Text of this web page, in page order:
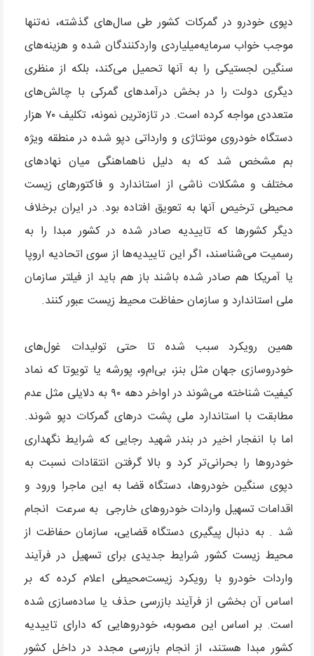
دپوی خودرو در گمرکات کشور طی سال‌های گذشته، نه‌تنها
موجب خواب سرمایه‌میلیاردی واردکنندگان شده و هزینه‌های
سنگین لجستیکی را به آنها تحمیل می‌کند، بلکه از منظری
دیگری دولت را در بخش درآمدهای گمرکی با چالش‌های
متعددی مواجه کرده است. در تازه‌ترین نمونه، تکلیف ۷۰ هزار
دستگاه خودروی مونتاژی و وارداتی دپو شده در منطقه ویژه
بم مشخص شد که به دلیل ناهماهنگی میان نهادهای
مختلف و مشکلات ناشی از استاندارد و فاکتورهای زیست
محیطی ترخیص آنها به تعویق افتاده بود. در ایران برخلاف
دیگر کشورها که تاییدیه صادر شده در کشور مبدا را به
رسمیت می‌شناسند، اگر این تاییدیه‌ها از سوی اتحادیه اروپا
یا آمریکا هم صادر شده باشند باز هم باید از فیلتر سازمان
ملی استاندارد و سازمان حفاظت محیط زیست عبور کنند.
همین رویکرد سبب شده تا حتی تولیدات غول‌های
خودروسازی جهان مثل بنز، بی‌ام‌و، پورشه یا تویوتا که نماد
کیفیت شناخته می‌شوند در اواخر دهه ۹۰ به دلایلی مثل عدم
مطابقت با استاندارد ملی پشت درهای گمرکات دپو شوند.
اما با انفجار اخیر در بندر شهید رجایی که شرایط نگهداری
خودروها را بحرانی‌تر کرد و بالا گرفتن انتقادات نسبت به
دپوی سنگین خودروها، دستگاه قضا به این ماجرا ورود و
اقدامات تسهیل واردات خودروهای خارجی به سرعت انجام
شد . به دنبال پیگیری دستگاه قضایی، سازمان حفاظت از
محیط زیست کشور شرایط جدیدی برای تسهیل در فرآیند
واردات خودرو با رویکرد زیست‌محیطی اعلام کرده که بر
اساس آن بخشی از فرآیند بازرسی حذف یا ساده‌سازی شده
است. بر اساس این مصوبه، خودروهایی که دارای تاییدیه
کشور مبدا هستند، از انجام بازرسی مجدد در داخل کشور